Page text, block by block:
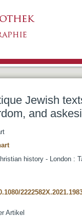
suffering
Jewish
and
history - London :
Artikel